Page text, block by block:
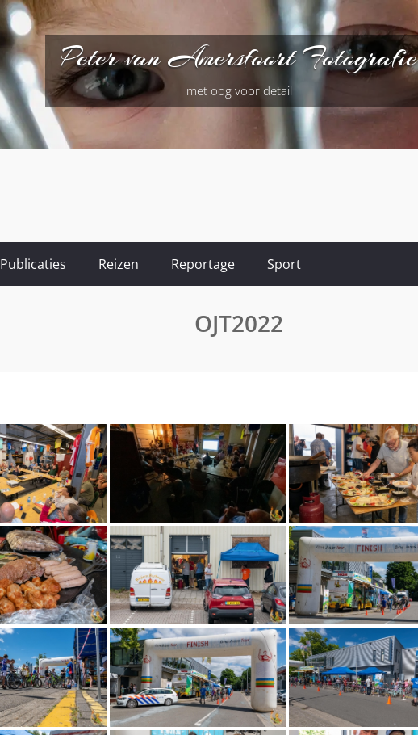
Peter van Amersfoort Fotografie
met oog voor detail
Publicaties Reizen Reportage Sport
OJT2022